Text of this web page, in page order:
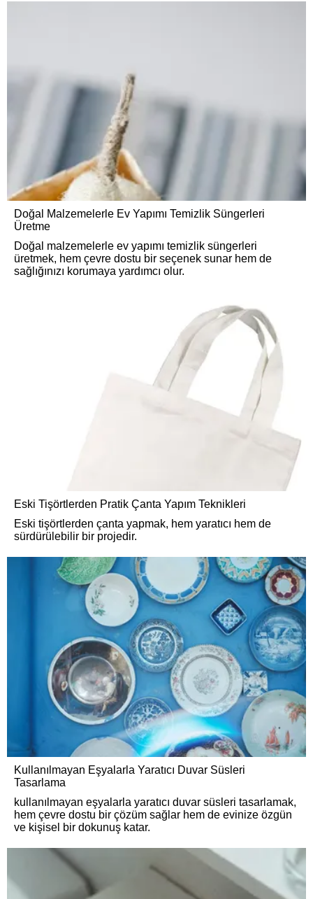
Doğal Malzemelerle Ev Yapımı Temizlik Süngerleri
Üretme
Doğal malzemelerle ev yapımı temizlik süngerleri
üretmek, hem çevre dostu bir seçenek sunar hem de
sağlığınızı korumaya yardımcı olur.
Eski Tişörtlerden Pratik Çanta Yapım Teknikleri
Eski tişörtlerden çanta yapmak, hem yaratıcı hem de
sürdürülebilir bir projedir.
Kullanılmayan Eşyalarla Yaratıcı Duvar Süsleri
Tasarlama
kullanılmayan eşyalarla yaratıcı duvar süsleri tasarlamak,
hem çevre dostu bir çözüm sağlar hem de evinize özgün
ve kişisel bir dokunuş katar.